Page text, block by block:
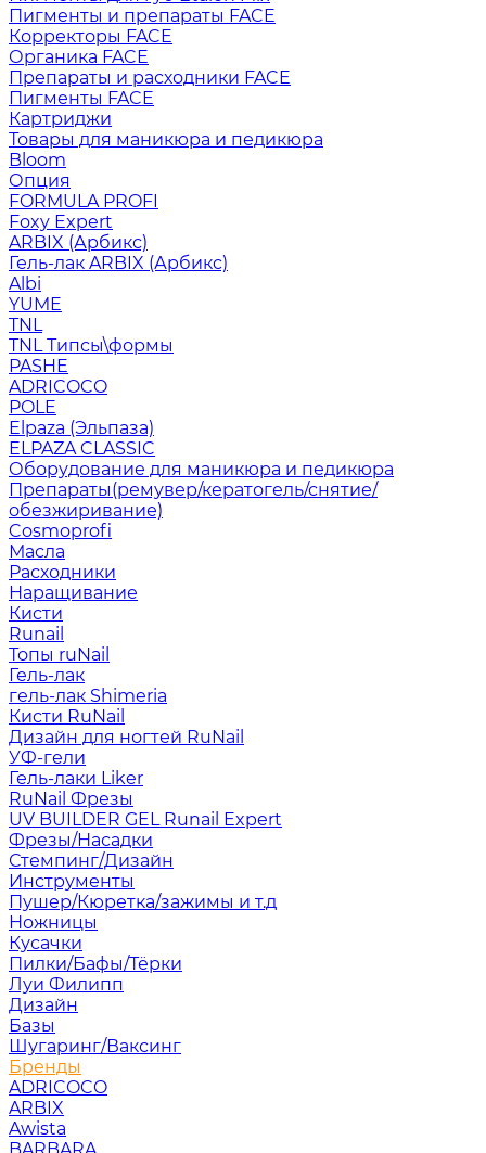
Пигменты и препараты FACE
Корректоры FACE
Органика FACE
Препараты и расходники FACE
Пигменты FACE
Картриджи
Товары для маникюра и педикюра
Bloom
Опция
FORMULA PROFI
Foxy Expert
ARBIX (Арбикс)
Гель-лак ARBIX (Арбикс)
Albi
YUME
TNL
TNL Типсы\формы
PASHE
ADRICOCO
POLE
Elpaza (Эльпаза)
ELPAZA CLASSIC
Оборудование для маникюра и педикюра
Препараты(ремувер/кератогель/снятие/
обезжиривание)
Cosmoprofi
Масла
Расходники
Наращивание
Кисти
Runail
Топы ruNail
Гель-лак
гель-лак Shimeria
Кисти RuNail
Дизайн для ногтей RuNail
УФ-гели
Гель-лаки Liker
RuNail Фрезы
UV BUILDER GEL Runail Expert
Фрезы/Насадки
Стемпинг/Дизайн
Инструменты
Пушер/Кюретка/зажимы и т.д
Ножницы
Кусачки
Пилки/Бафы/Тёрки
Луи Филипп
Дизайн
Базы
Шугаринг/Ваксинг
Бренды
ADRICOCO
ARBIX
Awista